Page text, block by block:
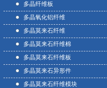
多晶纤维板
多晶氧化铝纤维
多晶莫来石纤维
多晶莫来石纤维棉
多晶莫来石纤维板
多晶莫来石异形件
多晶莫来石纤维模块